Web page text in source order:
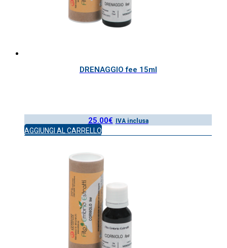
DRENAGGIO fee 15ml
25.00€ IVA inclusa
AGGIUNGI AL CARRELLO